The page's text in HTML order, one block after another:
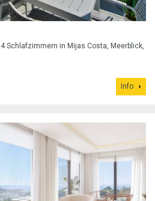
Schlafzimmern in Mijas Costa, Meerblick,
Info